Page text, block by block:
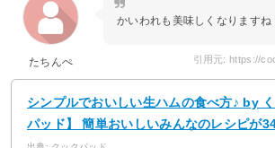
たちんぺ
かいわれも美味しくなりますね
引用元: https://
シンプルでおいしい生ハムの食べ方♪ by
パッド】 簡単おいしいみんなのレシピが